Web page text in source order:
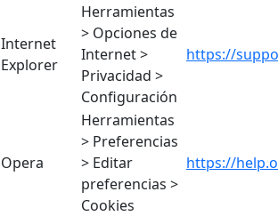
Internet
Explorer
Herramientas
> Opciones de
Internet >
Privacidad >
Configuración
https://
Opera
Herramientas
> Preferencias
> Editar
preferencias >
Cookies
https://